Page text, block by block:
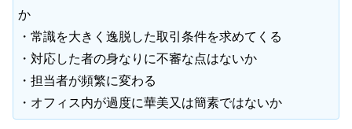
か
・常識を大きく逸脱した取引条件を求めてくる
・対応した者の身なりに不審な点はないか
・担当者が頻繁に変わる
・オフィス内が過度に華美又は簡素ではないか